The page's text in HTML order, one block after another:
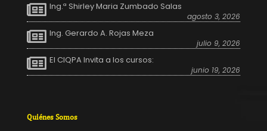
Ing.ª Shirley Maria Zumbado Salas
agosto 3, 2026
Ing. Gerardo A. Rojas Meza
julio 9, 2026
El CIQPA Invita a los cursos:
junio 19, 2026
Quiénes Somos